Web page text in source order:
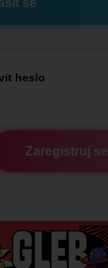
heslo
Zaregistruj se